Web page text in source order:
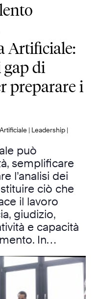
Artificiale:
gap di
preparare i
| Leadership |
può
semplificare
l’analisi dei
ciò che
il lavoro
giudizio,
e capacità
In…